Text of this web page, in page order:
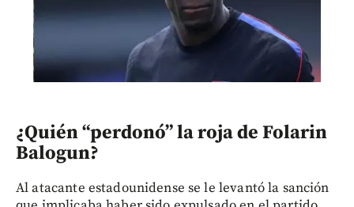
¿Quién “perdonó” la roja de Folarin
Balogun?
Al atacante estadounidense se le levantó la sanción